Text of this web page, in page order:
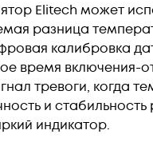
Elitech может
разница
калибровка
время включения-
тревоги, когда
и
индикатор.